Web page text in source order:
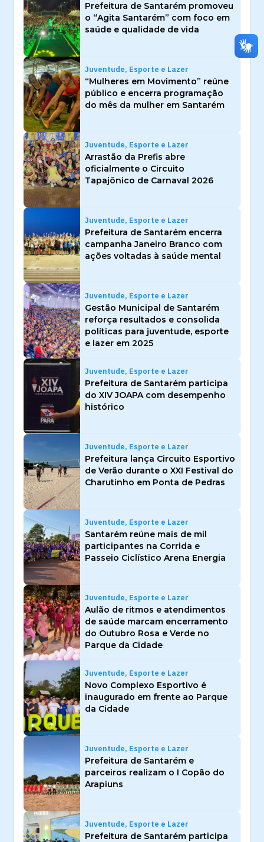
Prefeitura de Santarém promoveu
o “Agita Santarém” com foco em
saúde e qualidade de vida
Juventude, Esporte e Lazer
“Mulheres em Movimento” reúne
público e encerra programação
do mês da mulher em Santarém
Juventude, Esporte e Lazer
Arrastão da Prefis abre
oficialmente o Circuito
Tapajônico de Carnaval 2026
Juventude, Esporte e Lazer
Prefeitura de Santarém encerra
campanha Janeiro Branco com
ações voltadas à saúde mental
Juventude, Esporte e Lazer
Gestão Municipal de Santarém
reforça resultados e consolida
políticas para juventude, esporte
e lazer em 2025
Juventude, Esporte e Lazer
Prefeitura de Santarém participa
do XIV JOAPA com desempenho
histórico
Juventude, Esporte e Lazer
Prefeitura lança Circuito Esportivo
de Verão durante o XXI Festival do
Charutinho em Ponta de Pedras
Juventude, Esporte e Lazer
Santarém reúne mais de mil
participantes na Corrida e
Passeio Ciclístico Arena Energia
Juventude, Esporte e Lazer
Aulão de ritmos e atendimentos
de saúde marcam encerramento
do Outubro Rosa e Verde no
Parque da Cidade
Juventude, Esporte e Lazer
Novo Complexo Esportivo é
inaugurado em frente ao Parque
da Cidade
Juventude, Esporte e Lazer
Prefeitura de Santarém e
parceiros realizam o I Copão do
Arapiuns
Juventude, Esporte e Lazer
Prefeitura de Santarém participa